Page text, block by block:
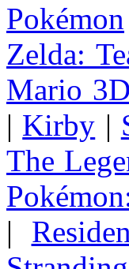
Pokémon
Zelda:
Mario
| Kirby |
The
|